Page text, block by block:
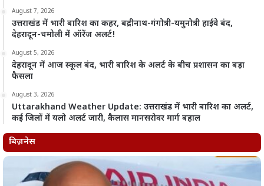
August 7, 2026
उत्तराखंड में भारी बारिश का कहर, बद्रीनाथ-गंगोत्री-यमुनोत्री हाईवे बंद,
देहरादून-चमोली में ऑरेंज अलर्ट!
August 5, 2026
देहरादून में आज स्कूल बंद, भारी बारिश के अलर्ट के बीच प्रशासन का बड़ा
फैसला
August 3, 2026
Uttarakhand Weather Update: उत्तराखंड में भारी बारिश का अलर्ट,
कई जिलों में यलो अलर्ट जारी, कैलास मानसरोवर मार्ग बहाल
बिज़नेस